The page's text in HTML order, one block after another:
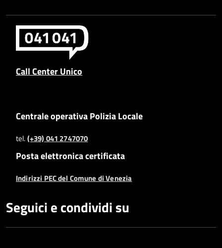
Call Center Unico
Centrale operativa Polizia Locale
tel.(+39) 041 2747070
Posta elettronica certificata
Indirizzi PEC del Comune di Venezia
Seguici e condividi su